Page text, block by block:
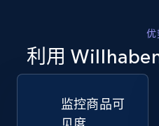
info, Stars, Feedbacks,
2.5K+ 378+
优
利用
监控商品可